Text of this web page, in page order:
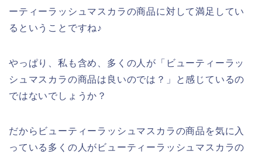
ーティーラッシュマスカラの商品に対して満足してい
るということですね♪
やっぱり、私も含め、多くの人が「ビューティーラッ
シュマスカラの商品は良いのでは？」と感じているの
ではないでしょうか？
だからビューティーラッシュマスカラの商品を気に入
っている多くの人がビューティーラッシュマスカラの